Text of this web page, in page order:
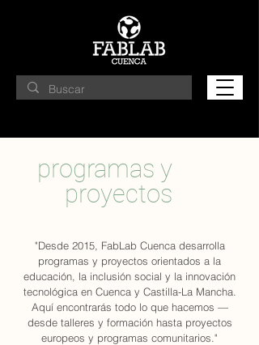
programas y
proyectos
"Desde 2015, FabLab Cuenca desarrolla
programas y proyectos orientados a la
educación, la inclusión social y la innovación
tecnológica en Cuenca y Castilla-La Mancha.
Aquí encontrarás todo lo que hacemos —
desde talleres y formación hasta proyectos
europeos y programas comunitarios."